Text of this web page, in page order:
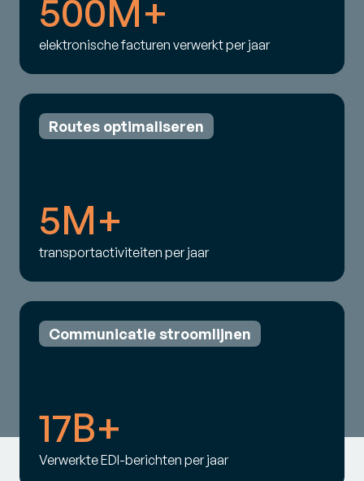
500M+
elektronische facturen verwerkt per jaar
Routes optimaliseren
5M+
transportactiviteiten per jaar
Communicatie stroomlijnen
17B+
Verwerkte EDI-berichten per jaar